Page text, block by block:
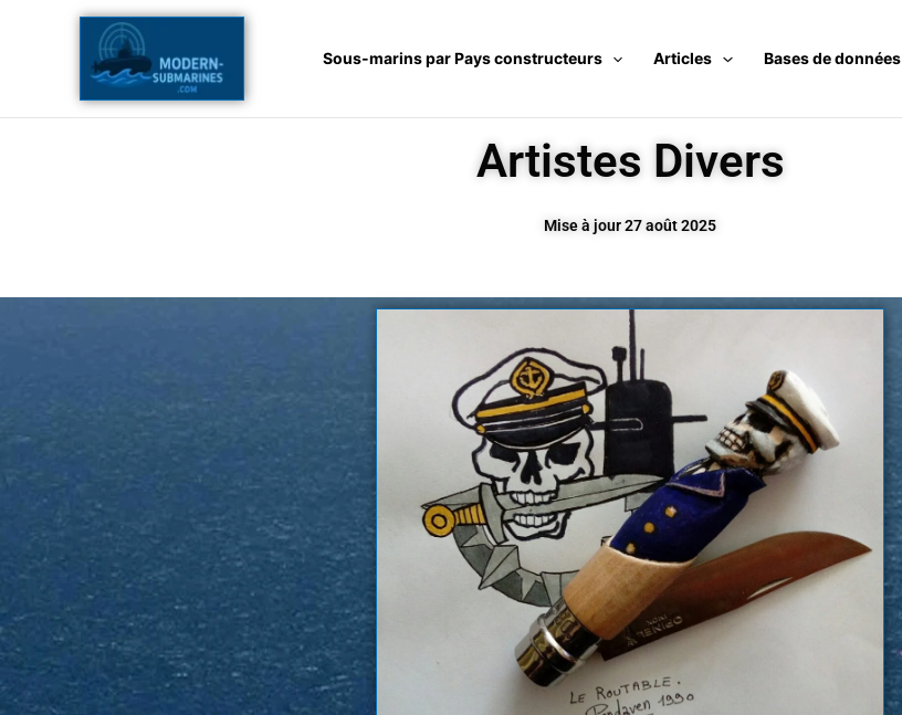
Sous-marins par Pays constructeurs Articles Bases de données
Artistes Divers
Mise à jour 27 août 2025